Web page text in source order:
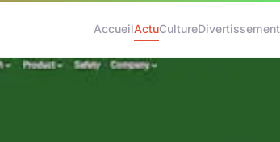
AccueilActuCultureDivertissement